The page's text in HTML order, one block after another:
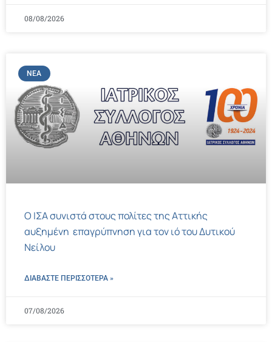
08/08/2026
ΝΈΑ
Ο ΙΣΑ συνιστά στους πολίτες της Αττικής
αυξημένη επαγρύπνηση για τον ιό του Δυτικού
Νείλου
ΔΙΑΒΑΣΤΕ ΠΕΡΙΣΣΌΤΕΡΑ »
07/08/2026